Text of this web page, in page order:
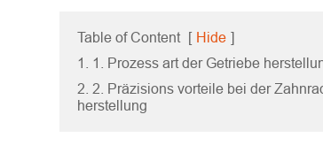
Table of Content [ Hide ]
1. 1. Prozess art der Getriebe
2. 2. Präzisions vorteile bei der
herstellung